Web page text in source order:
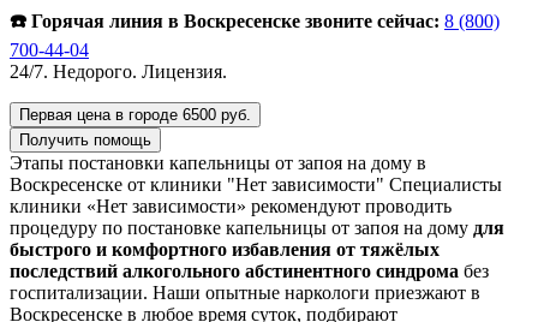
☎️ Горячая линия в Воскресенске звоните сейчас: 8 (800)
700-44-04
24/7. Недорого. Лицензия.
Первая цена в городе 6500 руб.
Получить помощь
Этапы постановки капельницы от запоя на дому в
Воскресенске от клиники "Нет зависимости" Специалисты
клиники «Нет зависимости» рекомендуют проводить
процедуру по постановке капельницы от запоя на дому для
быстрого и комфортного избавления от тяжёлых
последствий алкогольного абстинентного синдрома без
госпитализации. Наши опытные наркологи приезжают в
Воскресенске в любое время суток, подбирают